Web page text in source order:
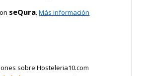
seQura.Más información
sobre Hosteleria10.com